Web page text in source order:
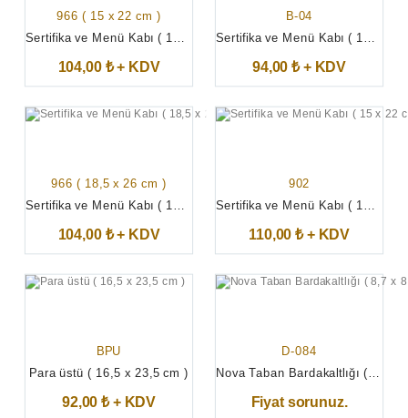
966 ( 15 x 22 cm )
Sertifika ve Menü Kabı ( 15 x 22 cm )
104,00 ₺ + KDV
B-04
Sertifika ve Menü Kabı ( 16,5 x 23,5 cm )
94,00 ₺ + KDV
966 ( 18,5 x 26 cm )
Sertifika ve Menü Kabı ( 18,5 x 26 cm )
104,00 ₺ + KDV
902
Sertifika ve Menü Kabı ( 15 x 22 cm )
110,00 ₺ + KDV
BPU
Para üstü ( 16,5 x 23,5 cm )
92,00 ₺ + KDV
D-084
Fiyat sorunuz.